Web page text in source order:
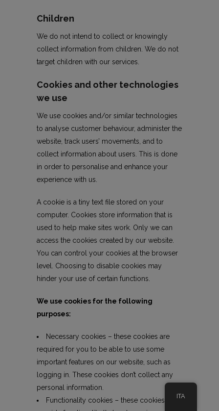
Children
We do not intend to collect or knowingly
collect information from children. We do not
target children with our services.
Cookies and other technologies
we use
We use cookies and/or similar technologies
to analyse customer behaviour, administer the
website, track users’ movements, and to
collect information about users. This is done
in order to personalise and enhance your
experience with us.
A cookie is a tiny text file stored on your
computer. Cookies store information that is
used to help make sites work. Only we can
access the cookies created by our website.
You can control your cookies at the browser
level. Choosing to disable cookies may
hinder your use of certain functions.
We use cookies for the following
purposes:
Necessary cookies – these cookies are
required for you to be able to use some
important features on our website, such as
logging in. These cookies don’t collect any
personal information.
Functionality cookies – these cookies
ITA